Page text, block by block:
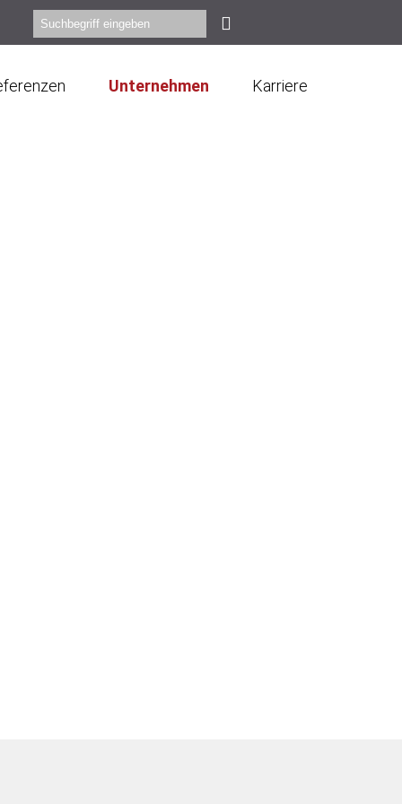
Unternehmen Karriere